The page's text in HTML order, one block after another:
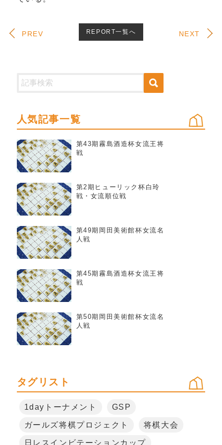
PREV REPORT一覧へ NEXT
人気記事一覧
第43期霧島酒造杯女流王将
戦
第2期ヒューリック杯白玲
戦・女流順位戦
第49期岡田美術館杯女流名
人戦
第45期霧島酒造杯女流王将
戦
第50期岡田美術館杯女流名
人戦
タグリスト
1dayトーナメント GSP
ガールズ将棋プロジェクト 将棋大会
日レスインビテーションカップ